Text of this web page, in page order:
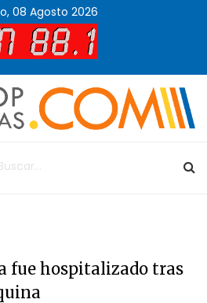
08 Agosto 2026
fue hospitalizado tras